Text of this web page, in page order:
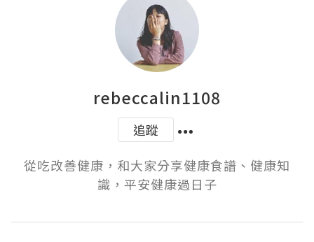
rebeccalin1108
追蹤
從吃改善健康，和大家分享健康食譜、健康知
識，平安健康過日子